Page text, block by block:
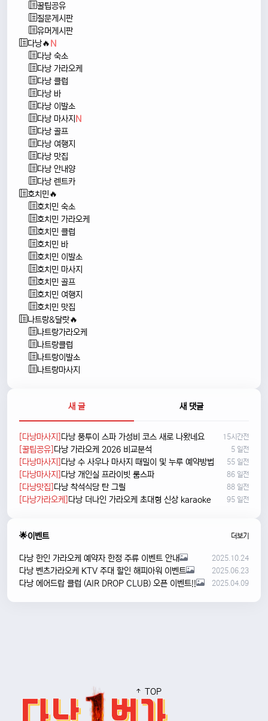
꿀팁공유
질문게시판
유머게시판
다낭🔥N
다낭 숙소
다낭 가라오케
다낭 클럽
다낭 바
다낭 이발소
다낭 마사지 N
다낭 골프
다낭 여행지
다낭 맛집
다낭 안내양
다낭 렌트카
호치민🔥
호치민 숙소
호치민 가라오케
호치민 클럽
호치민 바
호치민 이발소
호치민 마사지
호치민 골프
호치민 여행지
호치민 맛집
나트랑&달랏🔥
나트랑가라오케
나트랑클럽
나트랑이발소
나트랑마사지
새 글 새 댓글
[다낭마사지]다낭 풍투이 스파 가성비 코스 새로 나왔네요 15시간전
[꿀팁공유]다낭 가라오케 2026 비교분석 5 일전
[다낭마사지]다낭 수 사우나 마사지 때밀이 및 누루 예약방법 55 일전
[다낭마사지]다낭 개인실 프라이빗 룸스파 86 일전
[다낭맛집]다낭 착석식당 탄 그릴 88 일전
[다낭가라오케]다낭 더나인 가라오케 초대형 신상 karaoke 95 일전
🌟이벤트 더보기
다낭 한인 가라오케 예약자 한정 주류 이벤트 안내 2025.10.24
다낭 벤츠가라오케 KTV 주대 할인 해피아워 이벤트 2025.06.23
다낭 에어드랍 클럽 (AIR DROP CLUB) 오픈 이벤트!! 2025.04.09
TOP